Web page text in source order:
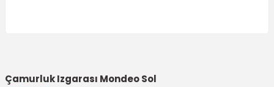
Çamurluk Izgarası Mondeo Sol